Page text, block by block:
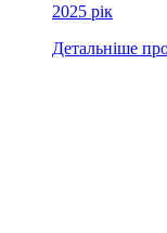
2025 рік
Детальніше